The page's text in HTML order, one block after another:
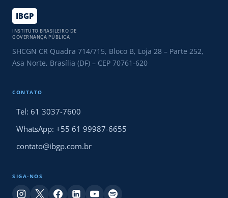
IBGP
INSTITUTO BRASILEIRO DE
GOVERNANÇA PÚBLICA
SHCGN CR Quadra 714/715, Bloco B, Loja 28 – Parte 252,
Asa Norte, Brasília (DF) – CEP 70761-620
CONTATO
Tel: 61 3037-7600
WhatsApp: +55 61 99987-6655
contato@ibgp.com.br
SIGA-NOS